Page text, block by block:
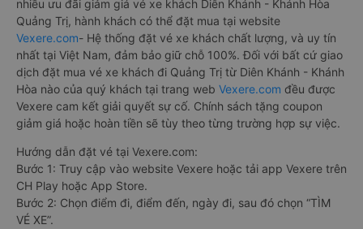
nhiều ưu đãi giảm giá vé xe khách Diên Khánh - Khánh Hòa
Quảng Trị, hành khách có thể đặt mua tại website
Vexere.com- Hệ thống đặt vé xe khách chất lượng, và uy tín
nhất tại Việt Nam, đảm bảo giữ chỗ 100%. Đối với bất cứ giao
dịch đặt mua vé xe khách đi Quảng Trị từ Diên Khánh - Khánh
Hòa nào của quý khách tại trang web Vexere.com đều được
Vexere cam kết giải quyết sự cố. Chính sách tặng coupon
giảm giá hoặc hoàn tiền sẽ tùy theo từng trường hợp sự việc.
Hướng dẫn đặt vé tại Vexere.com:
Bước 1: Truy cập vào website Vexere hoặc tải app Vexere trên
CH Play hoặc App Store.
Bước 2: Chọn điểm đi, điểm đến, ngày đi, sau đó chọn “TÌM
VÉ XE”.